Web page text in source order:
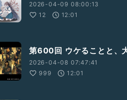
2026-04-09 08:00:13
12
12:01
第600回 ウケることと、
2026-04-08 07:47:41
999
12:01